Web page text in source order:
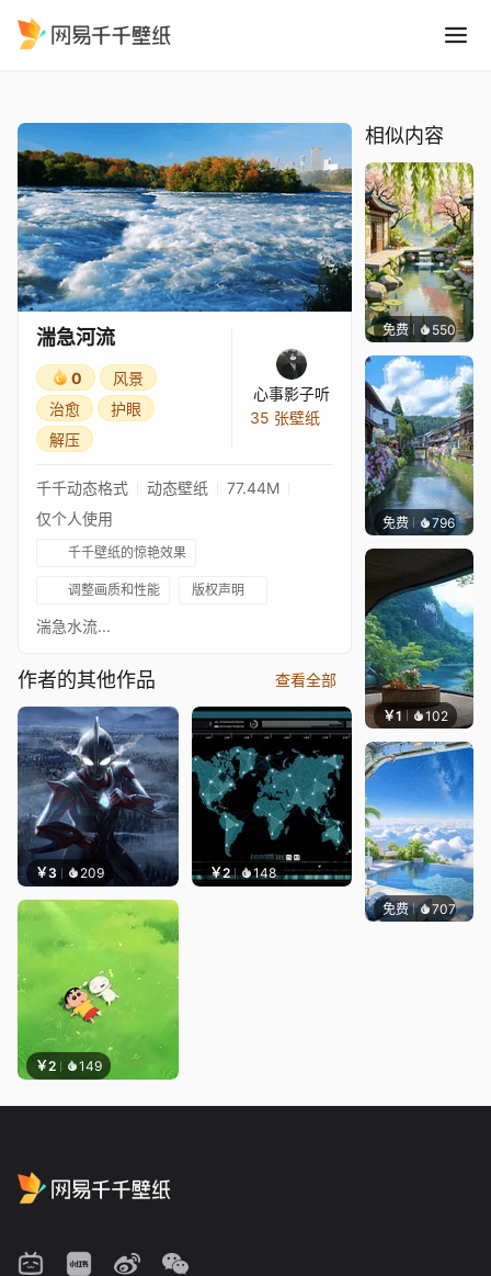
湍急河流
0
风景
治愈
护眼
解压
心事影子听
35 张壁纸
千千动态格式 动态壁纸
77.44M
仅个人使用
千千壁纸的惊艳效果
调整画质和性能 版权声明
湍急水流...
作者的其他作品 查看全部
￥3 209 ￥2 148
￥2 149
相似内容
免费 550渔小小
免费 796叮叮
￥1 102 叮叮
免费 707豆子